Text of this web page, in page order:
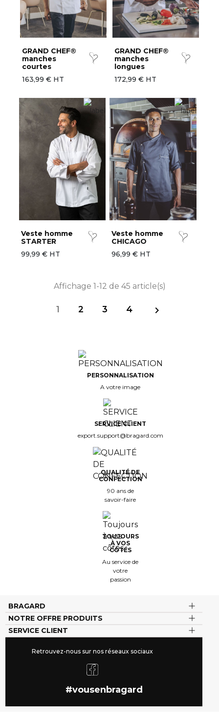
GRAND CHEF®
manches
courtes
163,99 € HT
GRAND CHEF®
manches
longues
172,99 € HT
Veste homme
STARTER
99,99 € HT
Veste homme
CHICAGO
96,99 € HT
Affichage 1-12 de 45 article(s)
1 2 3 4 
PERSONNALISATION
A votre image
SERVICE CLIENT
export.support@bragard.com
QUALITÉ DE
CONFECTION
90 ans de
savoir-faire
TOUJOURS
À VOS
CÔTÉS
Au service de
votre
passion
BRAGARD
NOTRE OFFRE PRODUITS
SERVICE CLIENT
Retrouvez-nous sur nos réseaux sociaux
#vousenbragard